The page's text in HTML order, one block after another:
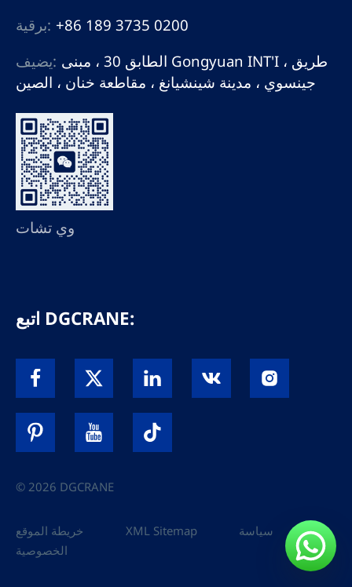
برقية: +86 189 3735 0200
يضيف: الطابق 30 ، مبنى Gongyuan INT'I ، طريق
جينسوي ، مدينة شينشيانغ ، مقاطعة خنان ، الصين
وي تشات
اتبع DGCRANE:
© 2026 DGCRANE
خريطة الموقع XML Sitemap
سياسة
الخصوصية